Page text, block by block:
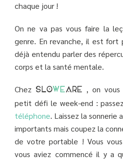
chaque jour !
On ne va pas vous faire la
genre. En revanche, il est fort
déjà entendu parler des
corps et la santé mentale.
Chez SLOWEARE
, on vous
petit défi le week-end :
téléphone. Laissez la sonnerie
importants mais coupez la
de votre portable ! Vous
vous aviez commencé il y a